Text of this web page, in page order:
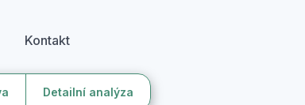
Kontakt
Detailní analýza